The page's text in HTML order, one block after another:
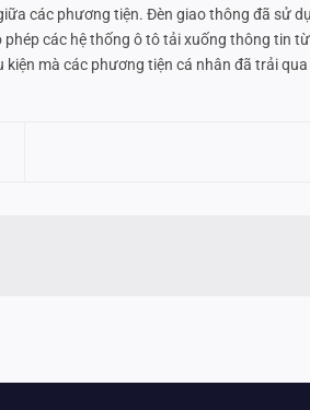
các phương tiện. Đèn giao thông đã sử
các hệ thống ô tô tải xuống thông tin
mà các phương tiện cá nhân đã trải qua